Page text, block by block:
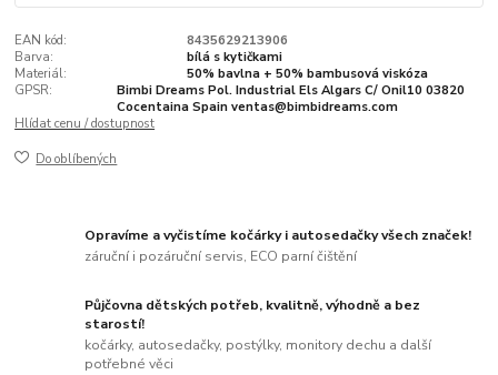
EAN kód:
8435629213906
Barva:
bílá s kytičkami
Materiál:
50% bavlna + 50% bambusová viskóza
GPSR:
Bimbi Dreams Pol. Industrial Els Algars C/ Onil10 03820
Cocentaina Spain ventas@bimbidreams.com
Hlídat cenu / dostupnost
Do oblíbených
Opravíme a vyčistíme kočárky i autosedačky všech značek!
záruční i pozáruční servis, ECO parní čištění
Půjčovna dětských potřeb, kvalitně, výhodně a bez
starostí!
kočárky, autosedačky, postýlky, monitory dechu a další
potřebné věci